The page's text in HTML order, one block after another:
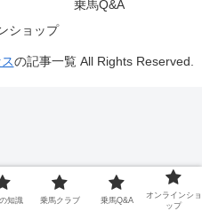
乗馬Q&A
ショップ
の記事一覧 All Rights Reserved.
知識 乗馬クラブ 乗馬Q&A
オンラインショ
ップ